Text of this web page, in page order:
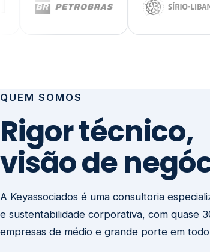
QUEM SOMOS
Rigor técnico,
visão de
A Keyassociados é uma consultoria
e sustentabilidade corporativa, com quase
empresas de médio e grande porte em todo